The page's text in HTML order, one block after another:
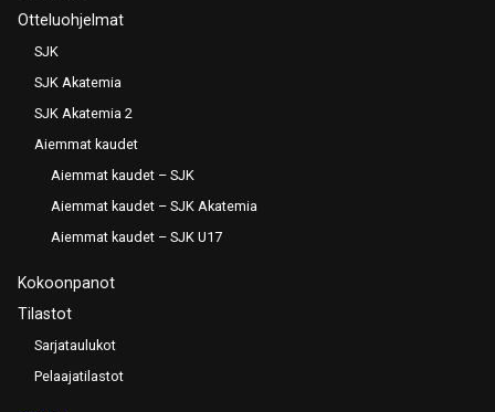
Otteluohjelmat
SJK
SJK Akatemia
SJK Akatemia 2
Aiemmat kaudet
Aiemmat kaudet – SJK
Aiemmat kaudet – SJK Akatemia
Aiemmat kaudet – SJK U17
Kokoonpanot
Tilastot
Sarjataulukot
Pelaajatilastot